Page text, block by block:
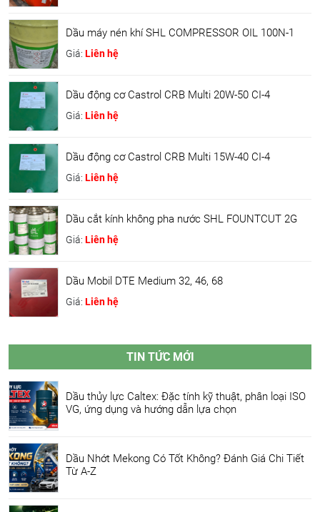
Dầu máy nén khí SHL COMPRESSOR OIL 100N-1
Giá: Liên hệ
Dầu động cơ Castrol CRB Multi 20W-50 CI-4
Giá: Liên hệ
Dầu động cơ Castrol CRB Multi 15W-40 CI-4
Giá: Liên hệ
Dầu cắt kính không pha nước SHL FOUNTCUT 2G
Giá: Liên hệ
Dầu Mobil DTE Medium 32, 46, 68
Giá: Liên hệ
TIN TỨC MỚI
Dầu thủy lực Caltex: Đặc tính kỹ thuật, phân loại ISO
VG, ứng dụng và hướng dẫn lựa chọn
Dầu Nhớt Mekong Có Tốt Không? Đánh Giá Chi Tiết
Từ A-Z